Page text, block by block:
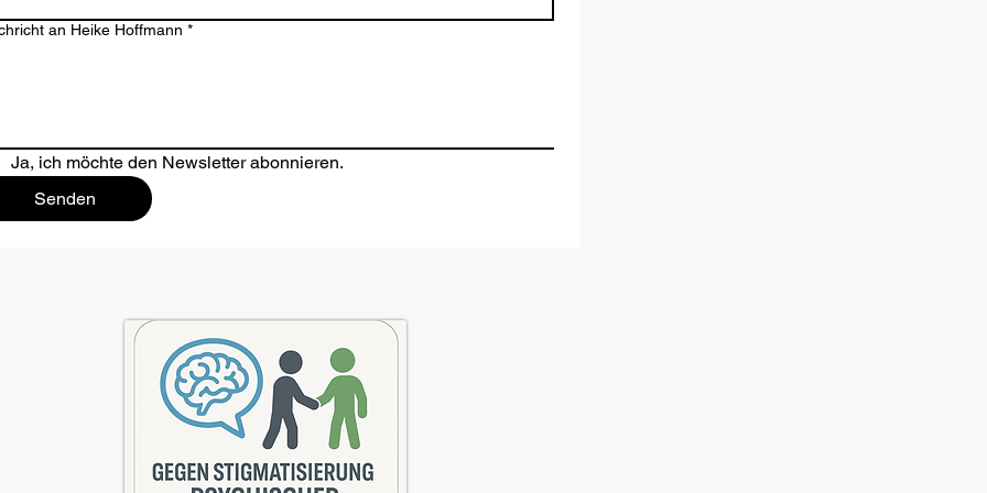
an Heike Hoffmann *
Ja, ich möchte den Newsletter abonnieren.
Senden